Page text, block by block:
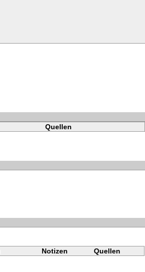
Quellen
Notizen
Quellen